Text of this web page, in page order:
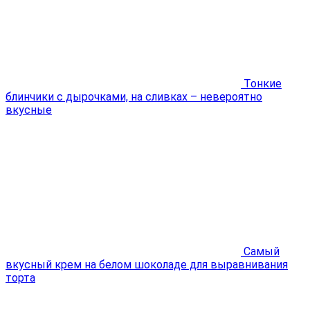
Тонкие
блинчики с дырочками, на сливках – невероятно
вкусные
Самый
вкусный крем на белом шоколаде для выравнивания
торта